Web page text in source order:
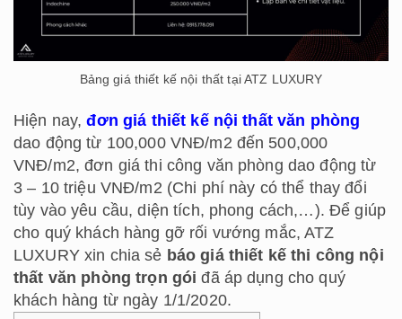
Bảng giá thiết kế nội thất tại ATZ LUXURY
Hiện nay,đơn giá thiết kế nội thất văn phòng
dao động từ 100,000 VNĐ/m2 đến 500,000
VNĐ/m2, đơn giá thi công văn phòng dao động từ
3 – 10 triệu VNĐ/m2 (Chi phí này có thể thay đổi
tùy vào yêu cầu, diện tích, phong cách,…). Để giúp
cho quý khách hàng gỡ rối vướng mắc, ATZ
LUXURY xin chia sẻ báo giá thiết kế thi công nội
thất văn phòng trọn gói đã áp dụng cho quý
khách hàng từ ngày 1/1/2020.